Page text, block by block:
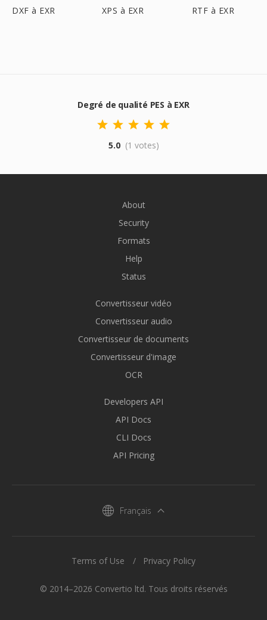
DXF à EXR XPS à EXR RTF à EXR
Degré de qualité PES à EXR
5.0 (1 votes)
About
Security
Formats
Help
Status
Convertisseur vidéo
Convertisseur audio
Convertisseur de documents
Convertisseur d'image
OCR
Developers API
API Docs
CLI Docs
API Pricing
Français
© 2014–2026 Convertio ltd. Tous droits réservés
Terms of Use Privacy Policy